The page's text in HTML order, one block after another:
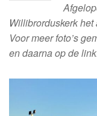
Willibrorduskerk
Voor meer foto’s
en daarna op de